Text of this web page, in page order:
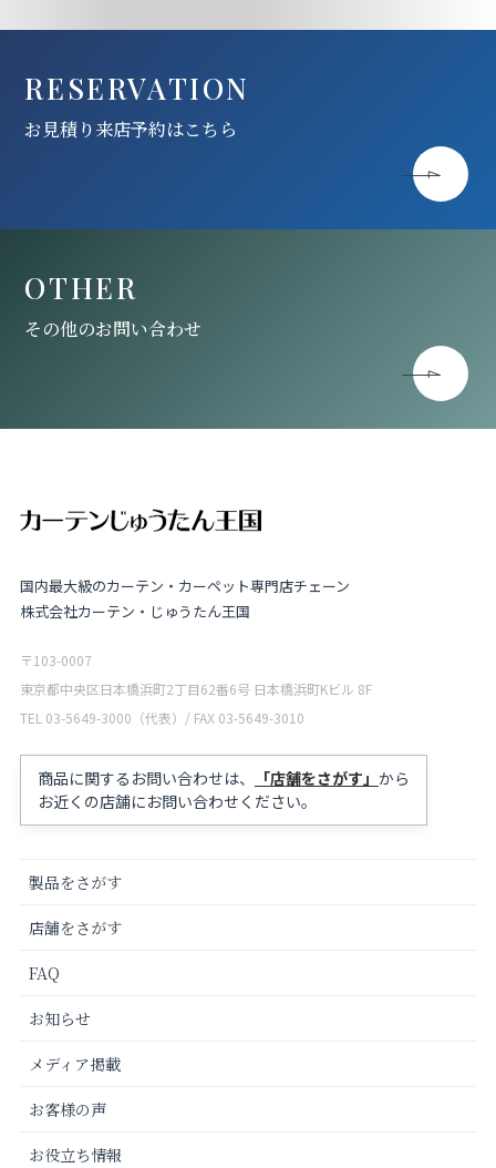
RESERVATION
お見積り来店予約はこちら
OTHER
その他のお問い合わせ
国内最大級のカーテン・カーペット専門店チェーン
株式会社カーテン・じゅうたん王国
〒103-0007
東京都中央区日本橋浜町2丁目62番6号 日本橋浜町Kビル 8F
TEL 03-5649-3000（代表）/ FAX 03-5649-3010
商品に関するお問い合わせは、 「店舗をさがす」 から
お近くの店舗にお問い合わせください。
製品をさがす
店舗をさがす
FAQ
お知らせ
メディア掲載
お客様の声
お役立ち情報